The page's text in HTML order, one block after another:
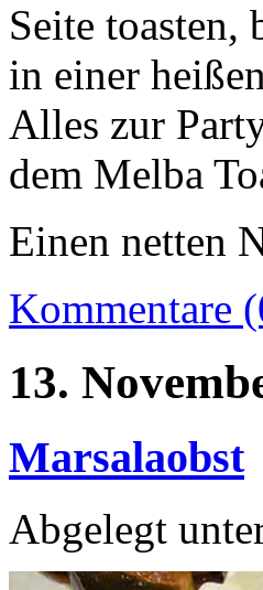
Seite toasten,
in einer
Alles zur
dem Melba
Einen netten
Kommentare
13.
Marsalaobst
Abgelegt